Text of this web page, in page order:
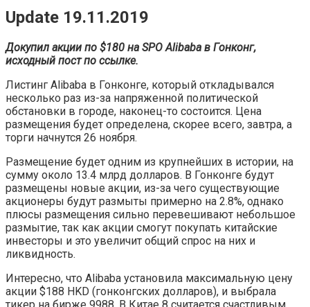
Update 19.11.2019
Докупил акции по $180 на SPO Alibaba в Гонконг,
исходный пост по ссылке.
Листинг Alibaba в Гонконге, который откладывался
несколько раз из-за напряженной политической
обстановки в городе, наконец-то состоится. Цена
размещения будет определена, скорее всего, завтра, а
торги начнутся 26 ноября.
Размещение будет одним из крупнейших в истории, на
сумму около 13.4 млрд долларов. В Гонконге будут
размещены новые акции, из-за чего существующие
акционеры будут размыты примерно на 2.8%, однако
плюсы размещения сильно перевешивают небольшое
размытие, так как акции смогут покупать китайские
инвесторы и это увеличит общий спрос на них и
ликвидность.
Интересно, что Alibaba установила максимальную цену
акции $188 HKD (гонконгских долларов), и выбрала
тикер на бирже 9988. В Китае 8 считается счастливым